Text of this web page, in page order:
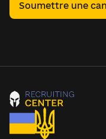
Soumettre une